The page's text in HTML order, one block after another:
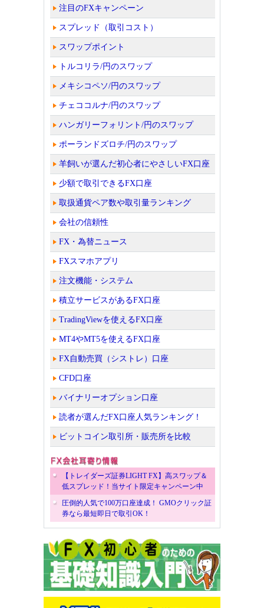
注目のFXキャンペーン
スプレッド（取引コスト）
スワップポイント
トルコリラ/円のスワップ
メキシコペソ/円のスワップ
チェココルナ/円のスワップ
ハンガリーフォリント/円のスワップ
ポーランドズロチ/円のスワップ
羊飼いが選んだ初心者にやさしいFX口座
少額で取引できるFX口座
取扱通貨ペア数や取引量ランキング
会社の信頼性
FX・為替ニュース
FXスマホアプリ
注文機能・システム
積立サービスがあるFX口座
TradingViewを使えるFX口座
MT4やMT5を使えるFX口座
FX自動売買（シストレ）口座
CFD口座
バイナリーオプション口座
読者が選んだFX口座人気ランキング！
ビットコイン取引所・販売所を比較
【トレイダーズ証券LIGHT FX】高スワップ＆
低スプレッド！当サイト限定キャンペーン中
圧倒的人気で100万口座達成！ GMOクリック証
券なら最短即日で取引OK！